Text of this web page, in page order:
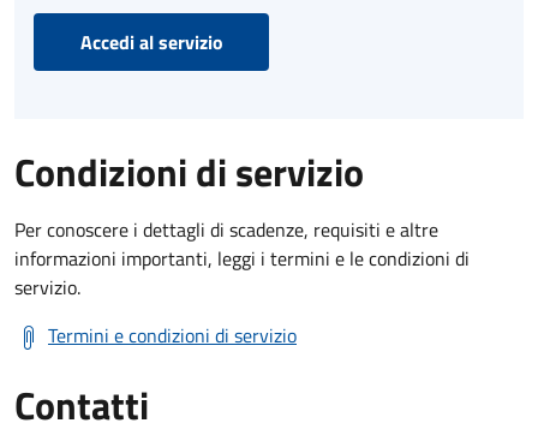
Accedi al servizio
Condizioni di servizio
Per conoscere i dettagli di scadenze, requisiti e altre
informazioni importanti, leggi i termini e le condizioni di
servizio.
Termini e condizioni di servizio
Contatti